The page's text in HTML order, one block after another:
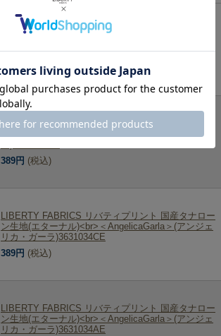
LIBERTY FABRICS リバティプリント 国産タナロー
リカ・ガーラ)3631034BE
389円 (税込)
LIBERTY FABRICS リバティプリント 国産タナロー
ン生地(エターナル)<br>＜Emily＞（エミリ
389円 (税込)
LIBERTY FABRICS リバティプリント 国産タナロー
ン生地(エターナル)<br>＜AngelicaGarla＞(アンジェ
リカ・ガーラ)3631034CE
389円 (税込)
LIBERTY FABRICS リバティプリント 国産タナロー
ン生地(エターナル)<br>＜AngelicaGarla＞(アンジェ
リカ・ガーラ)3631034AE